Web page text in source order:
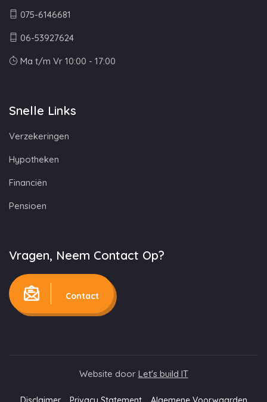
075-6146681
06-53927624
Ma t/m Vr 10:00 - 17:00
Snelle Links
Verzekeringen
Hypotheken
Financiën
Pensioen
Vragen, Neem Contact Op?
Contact
Website door Let's build IT